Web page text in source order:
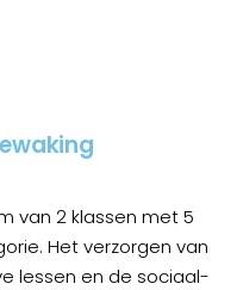
van 2 klassen met 5
Het verzorgen van
lessen en de sociaal-